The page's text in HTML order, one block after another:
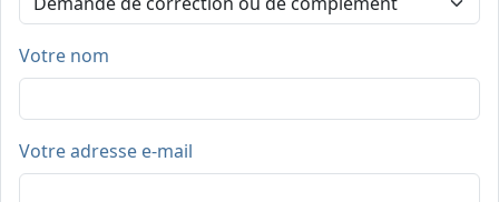
Votre nom
Votre adresse e-mail